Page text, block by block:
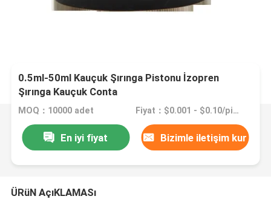
0.5ml-50ml Kauçuk Şırınga Pistonu İzopren
Şırınga Kauçuk Conta
MOQ：10000 adet Fiyat：$0.001 - $0.10/pieces
En iyi fiyat Bizimle iletişim kur
ÜRüN AçıKLAMASı